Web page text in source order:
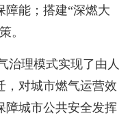
障能；搭建“深燃大
。
治理模式实现了由人
，对城市燃气运营效
障城市公共安全发挥